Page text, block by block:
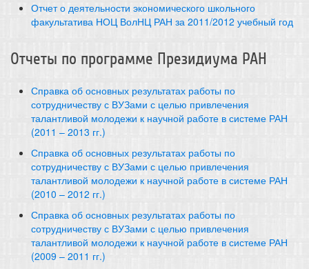
Отчет о деятельности экономического школьного
факультатива НОЦ ВолНЦ РАН за 2011/2012 учебный год
Отчеты по программе Президиума РАН
Справка об основных результатах работы по
сотрудничеству с ВУЗами с целью привлечения
талантливой молодежи к научной работе в системе РАН
(2011 – 2013 гг.)
Справка об основных результатах работы по
сотрудничеству с ВУЗами с целью привлечения
талантливой молодежи к научной работе в системе РАН
(2010 – 2012 гг.)
Справка об основных результатах работы по
сотрудничеству с ВУЗами с целью привлечения
талантливой молодежи к научной работе в системе РАН
(2009 – 2011 гг.)